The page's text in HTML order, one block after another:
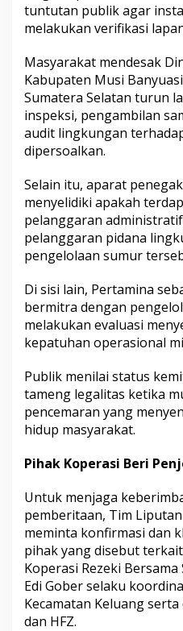
tuntutan publik agar
melakukan verifikasi
Masyarakat mendesak
Kabupaten Musi
Sumatera Selatan turun
inspeksi, pengambilan
audit lingkungan
dipersoalkan.
Selain itu, aparat
menyelidiki apakah
pelanggaran
pelanggaran pidana
pengelolaan sumur
Di sisi lain, Pertamina
bermitra dengan
melakukan evaluasi
kepatuhan operasional
Publik menilai status
tameng legalitas ketika
pencemaran yang
hidup masyarakat.
Pihak Koperasi Beri
Untuk menjaga
pemberitaan, Tim
meminta konfirmasi dan
pihak yang disebut
Koperasi Rezeki
Edi Gober selaku
Kecamatan Keluang
dan HFZ.